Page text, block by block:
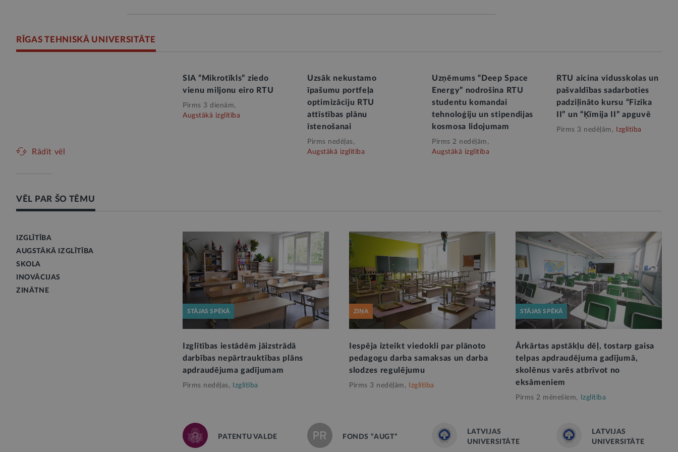
RĪGAS TEHNISKĀ UNIVERSITĀTE
SIA “Mikrotīkls” ziedo
vienu miljonu eiro RTU
Pirms 3 dienām,
Augstākā izglītība
Uzsāk nekustamo
īpašumu portfeļa
optimizāciju RTU
attīstības plānu
īstenošanai
Pirms nedēļas,
Augstākā izglītība
Uzņēmums “Deep Space
Energy” nodrošina RTU
studentu komandai
tehnoloģiju un stipendijas
kosmosa lidojumam
Pirms 2 nedēļām,
Augstākā izglītība
RTU aicina vidusskolas un
pašvaldības sadarboties
padziļināto kursu “Fizika
II” un “Ķīmija II” apguvē
Pirms 3 nedēļām, Izglītība
Rādīt vēl
VĒL PAR ŠO TĒMU
IZGLĪTĪBA
AUGSTĀKĀ IZGLĪTĪBA
SKOLA
INOVĀCIJAS
ZINĀTNE
STĀJAS SPĒKĀ
Izglītības iestādēm jāizstrādā
darbības nepārtrauktības plāns
apdraudējuma gadījumam
Pirms nedēļas, Izglītība
ZIŅA
Iespēja izteikt viedokli par plānoto
pedagogu darba samaksas un darba
slodzes regulējumu
Pirms 3 nedēļām, Izglītība
STĀJAS SPĒKĀ
Ārkārtas apstākļu dēļ, tostarp gaisa
telpas apdraudējuma gadījumā,
skolēnus varēs atbrīvot no
eksāmeniem
Pirms 2 mēnešiem, Izglītība
PATENTU VALDE FONDS “AUGT”
LATVIJAS
UNIVERSITĀTE
LATVIJAS
UNIVERSITĀTE